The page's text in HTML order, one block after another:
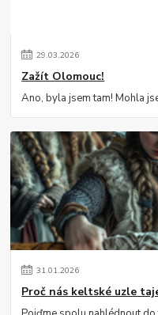
29.03.2026
Zažít Olomouc!
Ano, byla jsem tam! Mohla
31.01.2026
Proč nás keltské uzle